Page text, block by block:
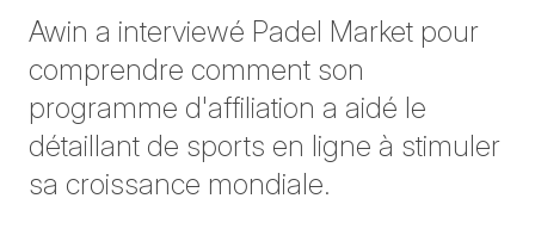
Awin a interviewé Padel Market pour
comprendre comment son
programme d'affiliation a aidé le
détaillant de sports en ligne à stimuler
sa croissance mondiale.